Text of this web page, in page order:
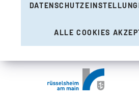
ALLE COOKIES